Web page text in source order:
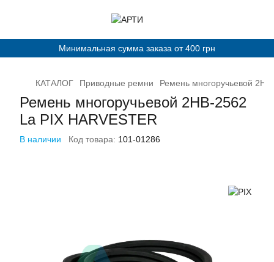
Минимальная сумма заказа от 400 грн
КАТАЛОГ Приводные ремни Ремень многоручьевой
Ремень многоручьевой 2HB-2562
La PIX HARVESTER
В наличии Код товара: 101-01286